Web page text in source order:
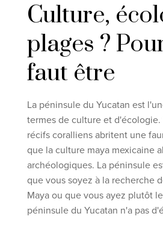
Voir tous les thèmes
Culture,
plages ?
faut être
La péninsule du Yucatan est
termes de culture et d'écologie.
récifs coralliens abritent une
que la culture maya mexicaine
archéologiques. La péninsule
que vous soyez à la recherche
Maya ou que vous ayez plutôt
péninsule du Yucatan n'a pas